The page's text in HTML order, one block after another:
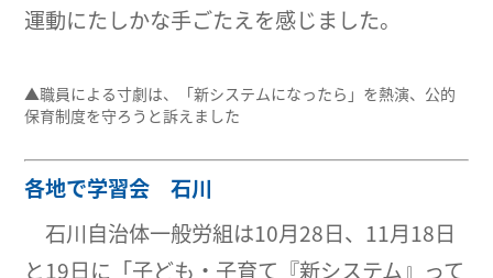
運動にたしかな手ごたえを感じました。
▲職員による寸劇は、「新システムになったら」を熱演、公的
保育制度を守ろうと訴えました
各地で学習会 石川
石川自治体一般労組は10月28日、11月18日
と19日に「子ども・子育て『新システム』って